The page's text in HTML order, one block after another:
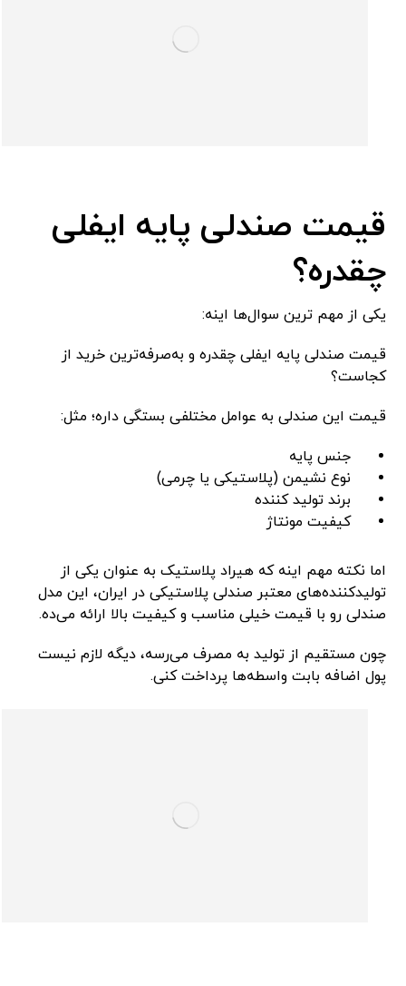
قیمت صندلی پایه ایفلی
چقدره؟
یکی از مهم ترین سوال‌ها اینه:
قیمت صندلی پایه ایفلی چقدره و به‌صرفه‌ترین خرید از
کجاست؟
قیمت این صندلی به عوامل مختلفی بستگی داره؛ مثل:
جنس پایه
نوع نشیمن (پلاستیکی یا چرمی)
برند تولید کننده
کیفیت مونتاژ
اما نکته مهم اینه که هیراد پلاستیک به عنوان یکی از
تولیدکننده‌های معتبر صندلی پلاستیکی در ایران، این مدل
صندلی رو با قیمت خیلی مناسب و کیفیت بالا ارائه می‌ده.
چون مستقیم از تولید به مصرف می‌رسه، دیگه لازم نیست
پول اضافه بابت واسطه‌ها پرداخت کنی.